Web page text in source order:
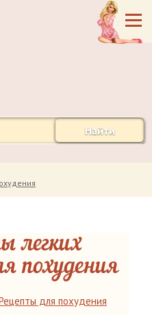
Найти
легких
похудения
для похудения